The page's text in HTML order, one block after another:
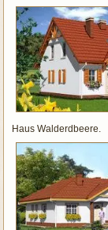
Haus Walderdbeere.